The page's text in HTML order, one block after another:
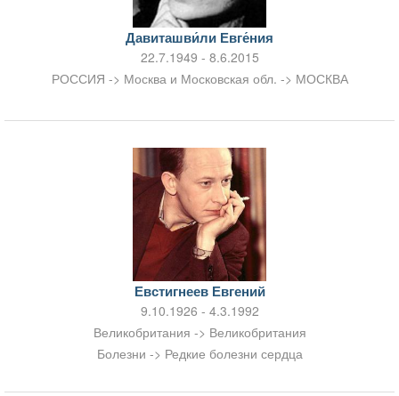
Давиташви́ли Евге́ния
22.7.1949 - 8.6.2015
РОССИЯ -> Москва и Московская обл. -> МОСКВА
Евстигнеев Евгений
9.10.1926 - 4.3.1992
Великобритания -> Великобритания
Болезни -> Редкие болезни сердца